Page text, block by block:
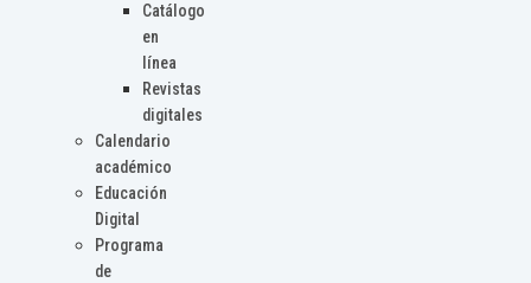
Catálogo
en
línea
Revistas
digitales
Calendario
académico
Educación
Digital
Programa
de